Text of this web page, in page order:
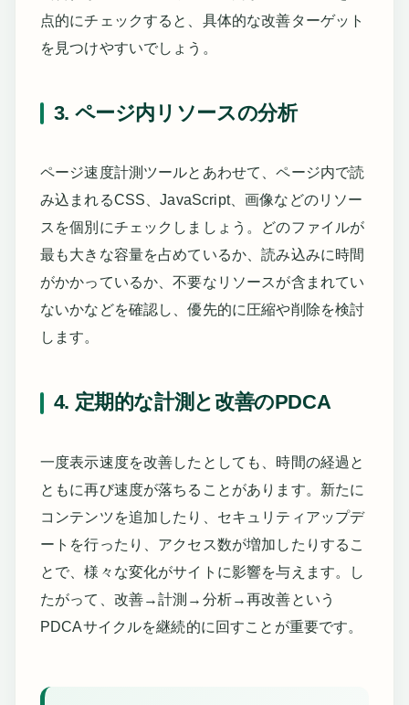
点的にチェックすると、具体的な改善ターゲット
を見つけやすいでしょう。
3. ページ内リソースの分析
ページ速度計測ツールとあわせて、ページ内で読
み込まれるCSS、JavaScript、画像などのリソー
スを個別にチェックしましょう。どのファイルが
最も大きな容量を占めているか、読み込みに時間
がかかっているか、不要なリソースが含まれてい
ないかなどを確認し、優先的に圧縮や削除を検討
します。
4. 定期的な計測と改善のPDCA
一度表示速度を改善したとしても、時間の経過と
ともに再び速度が落ちることがあります。新たに
コンテンツを追加したり、セキュリティアップデ
ートを行ったり、アクセス数が増加したりするこ
とで、様々な変化がサイトに影響を与えます。し
たがって、改善→計測→分析→再改善という
PDCAサイクルを継続的に回すことが重要です。